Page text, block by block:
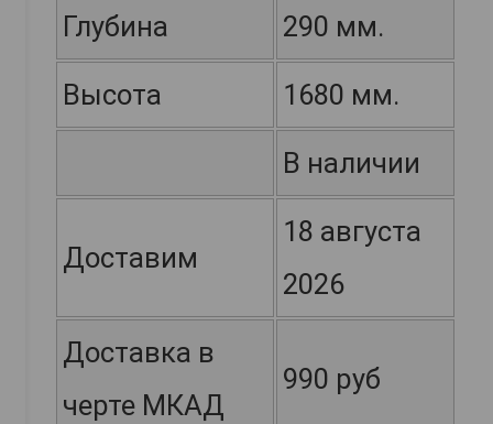
Глубина 290 мм.
Высота 1680 мм.
В наличии
Доставим
18 августа
2026
Доставка в
черте МКАД
990 руб